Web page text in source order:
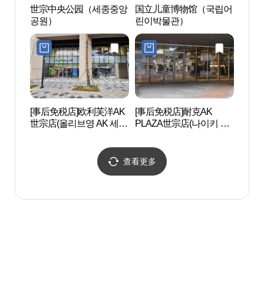
世宗中央公园（세종중앙
공원）
国立儿童博物馆（국립어
린이박물관）
[事后免税店]欧利芙洋AK
世宗店(올리브영 AK 세종
[事后免税店]耐克AK
PLAZA世宗店(나이키 AK
查看更多